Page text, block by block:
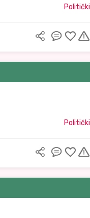
Politički
Politički